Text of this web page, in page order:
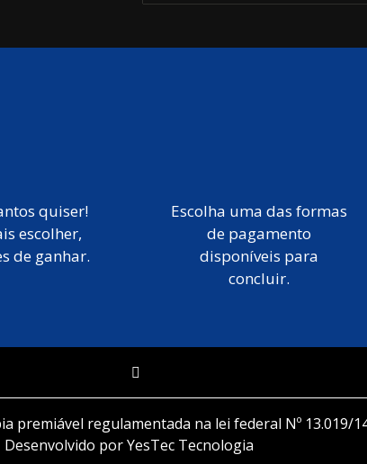
quiser!
escolher,
de ganhar.
Escolha uma das formas
de pagamento
disponíveis para
concluir.
premiável regulamentada na lei federal Nº 13.019/14
Desenvolvido por YesTec Tecnologia